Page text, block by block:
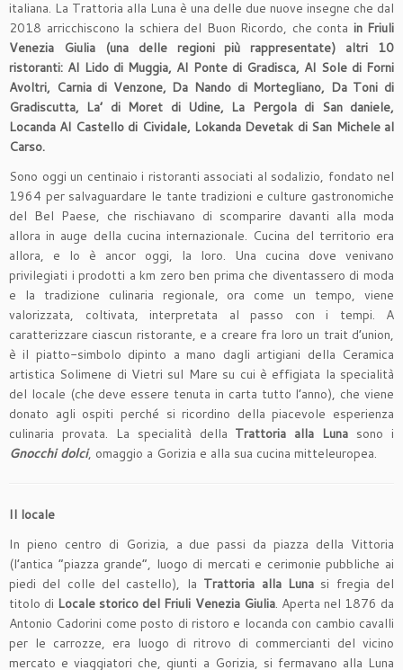
italiana. La Trattoria alla Luna è una delle due nuove insegne che dal
2018 arricchiscono la schiera del Buon Ricordo, che conta in Friuli
Venezia Giulia (una delle regioni più rappresentate) altri 10
ristoranti: Al Lido di Muggia, Al Ponte di Gradisca, Al Sole di Forni
Avoltri, Carnia di Venzone, Da Nando di Mortegliano, Da Toni di
Gradiscutta, La’ di Moret di Udine, La Pergola di San daniele,
Locanda Al Castello di Cividale, Lokanda Devetak di San Michele al
Carso.
Sono oggi un centinaio i ristoranti associati al sodalizio, fondato nel
1964 per salvaguardare le tante tradizioni e culture gastronomiche
del Bel Paese, che rischiavano di scomparire davanti alla moda
allora in auge della cucina internazionale. Cucina del territorio era
allora, e lo è ancor oggi, la loro. Una cucina dove venivano
privilegiati i prodotti a km zero ben prima che diventassero di moda
e la tradizione culinaria regionale, ora come un tempo, viene
valorizzata, coltivata, interpretata al passo con i tempi. A
caratterizzare ciascun ristorante, e a creare fra loro un trait d’union,
è il piatto-simbolo dipinto a mano dagli artigiani della Ceramica
artistica Solimene di Vietri sul Mare su cui è effigiata la specialità
del locale (che deve essere tenuta in carta tutto l’anno), che viene
donato agli ospiti perché si ricordino della piacevole esperienza
culinaria provata. La specialità della Trattoria alla Luna sono i
Gnocchi dolci, omaggio a Gorizia e alla sua cucina mitteleuropea.
Il locale
In pieno centro di Gorizia, a due passi da piazza della Vittoria
(l’antica “piazza grande”, luogo di mercati e cerimonie pubbliche ai
piedi del colle del castello), la Trattoria alla Lunasi fregia del
titolo di Locale storico del Friuli Venezia Giulia. Aperta nel 1876 da
Antonio Cadorini come posto di ristoro e locanda con cambio cavalli
per le carrozze, era luogo di ritrovo di commercianti del vicino
mercato e viaggiatori che, giunti a Gorizia, si fermavano alla Luna